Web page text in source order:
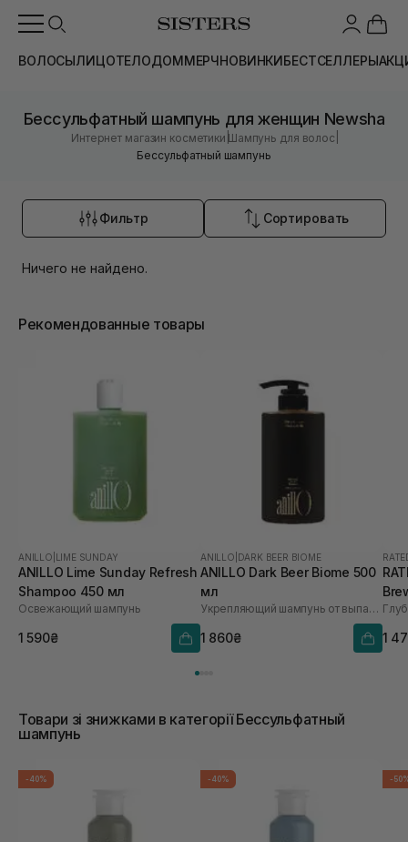
ВОЛОСЫЛИЦОТЕЛОДОММЕРЧНОВИНКИБЕСТСЕЛЛЕРЫ
Бессульфатный шампунь для женщин Newsha
Интернет магазин косметики |Шампунь для волос
Бессульфатный шампунь
Фильтр Сортировать
Ничего не найдено.
Рекомендованные товары
ANILLO LIME SUNDAY
ANILLO Lime Sunday Refresh
Shampoo 450 мл
Освежающий шампунь
1 590₴
ANILLO DARK BEER BIOME
ANILLO Dark Beer Biome 500
мл
Укрепляющий шампунь от выпадения волос
1 860₴
1
Товари зі знижками в категорії Бессульфатный
шампунь
-40% -40% -